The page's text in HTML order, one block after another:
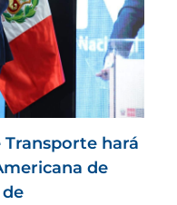
hará
de